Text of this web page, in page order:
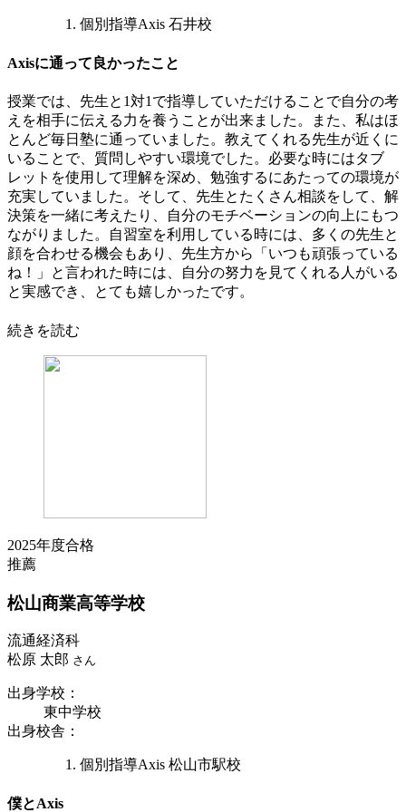
個別指導Axis 石井校
Axisに通って良かったこと
授業では、先生と1対1で指導していただけることで自分の考
えを相手に伝える力を養うことが出来ました。また、私はほ
とんど毎日塾に通っていました。教えてくれる先生が近くに
いることで、質問しやすい環境でした。必要な時にはタブ
レットを使用して理解を深め、勉強するにあたっての環境が
充実していました。そして、先生とたくさん相談をして、解
決策を一緒に考えたり、自分のモチベーションの向上にもつ
ながりました。自習室を利用している時には、多くの先生と
顔を合わせる機会もあり、先生方から「いつも頑張っている
ね！」と言われた時には、自分の努力を見てくれる人がいる
と実感でき、とても嬉しかったです。
続きを読む
2025年度合格
推薦
松山商業高等学校
流通経済科
松原 太郎 さん
出身学校 ：
東中学校
出身校舎 ：
個別指導Axis 松山市駅校
僕とAxis